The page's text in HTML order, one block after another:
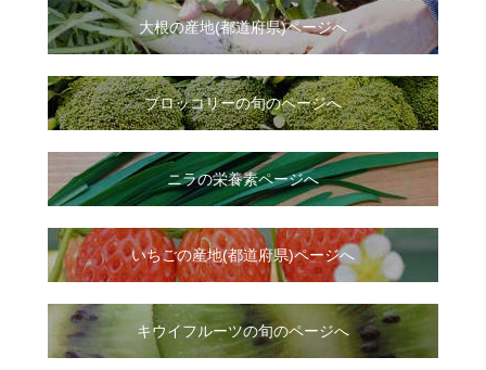
大根の産地(都道府県)ページへ
ブロッコリーの旬のページへ
ニラの栄養素ページへ
いちごの産地(都道府県)ページへ
キウイフルーツの旬のページへ